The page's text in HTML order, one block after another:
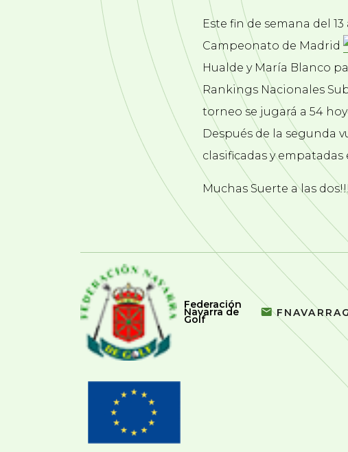
Este fin de semana del
Campeonato de Madrid
Hualde y María Blanco
Rankings Nacionales
torneo se jugará a 54
Después de la segunda
clasificadas y empatadas
Muchas Suerte a las dos!!!
Federación
Navarra de
Golf